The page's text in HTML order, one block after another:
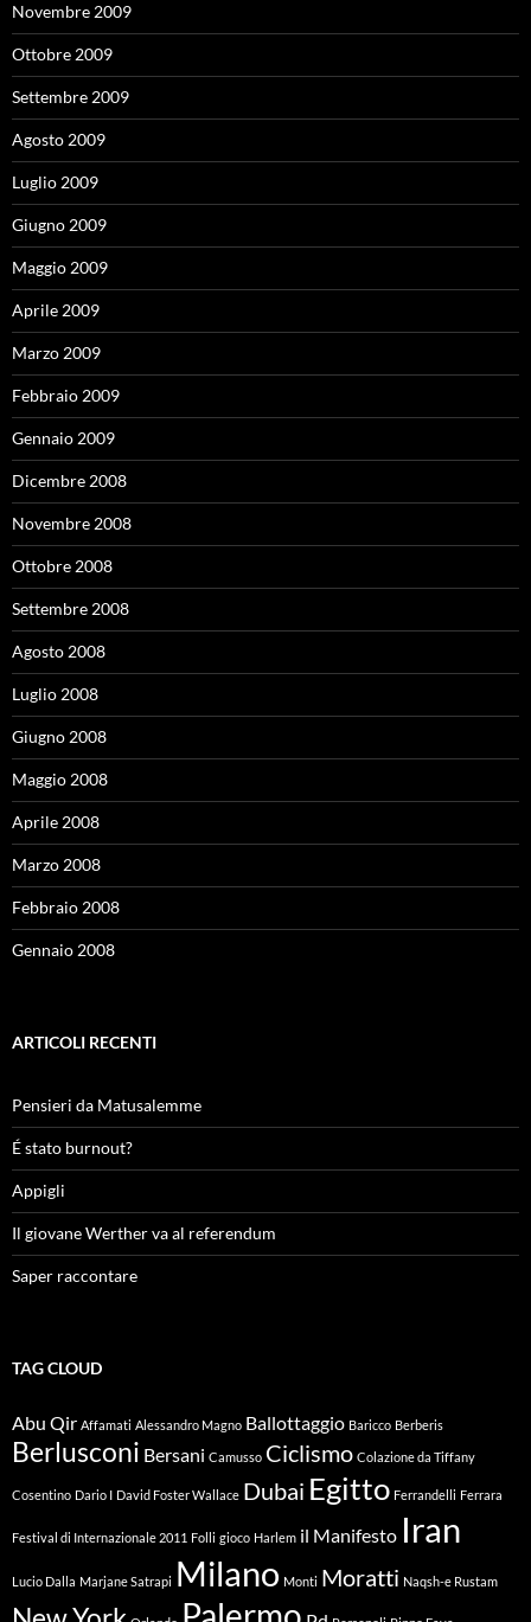
Novembre 2009
Ottobre 2009
Settembre 2009
Agosto 2009
Luglio 2009
Giugno 2009
Maggio 2009
Aprile 2009
Marzo 2009
Febbraio 2009
Gennaio 2009
Dicembre 2008
Novembre 2008
Ottobre 2008
Settembre 2008
Agosto 2008
Luglio 2008
Giugno 2008
Maggio 2008
Aprile 2008
Marzo 2008
Febbraio 2008
Gennaio 2008
ARTICOLI RECENTI
Pensieri da Matusalemme
É stato burnout?
Appigli
Il giovane Werther va al referendum
Saper raccontare
TAG CLOUD
Abu Qir Affamati Alessandro Magno Ballottaggio Baricco Berberis
Berlusconi Bersani Camusso Ciclismo Colazione da Tiffany
Cosentino Dario I David Foster Wallace Dubai Egitto Ferrandelli Ferrara
Festival di Internazionale 2011 Folli gioco Harlem il Manifesto Iran
Lucio Dalla Marjane Satrapi Milano Monti Moratti Naqsh-e Rustam